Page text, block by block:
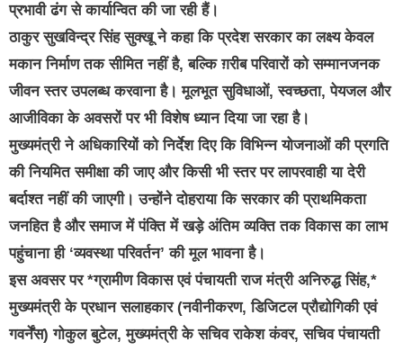
प्रभावी ढंग से कार्यान्वित की जा रही हैं।
ठाकुर सुखविन्द्र सिंह सुक्खू ने कहा कि प्रदेश सरकार का लक्ष्य केवल
मकान निर्माण तक सीमित नहीं है, बल्कि ग़रीब परिवारों को सम्मानजनक
जीवन स्तर उपलब्ध करवाना है। मूलभूत सुविधाओं, स्वच्छता, पेयजल और
आजीविका के अवसरों पर भी विशेष ध्यान दिया जा रहा है।
मुख्यमंत्री ने अधिकारियों को निर्देश दिए कि विभिन्न योजनाओं की प्रगति
की नियमित समीक्षा की जाए और किसी भी स्तर पर लापरवाही या देरी
बर्दाश्त नहीं की जाएगी। उन्होंने दोहराया कि सरकार की प्राथमिकता
जनहित है और समाज में पंक्ति में खड़े अंतिम व्यक्ति तक विकास का लाभ
पहुंचाना ही ‘व्यवस्था परिवर्तन’ की मूल भावना है।
इस अवसर पर *ग्रामीण विकास एवं पंचायती राज मंत्री अनिरुद्ध सिंह,*
मुख्यमंत्री के प्रधान सलाहकार (नवीनीकरण, डिजिटल प्रौद्योगिकी एवं
गवर्नेंस) गोकुल बुटेल, मुख्यमंत्री के सचिव राकेश कंवर, सचिव पंचायती